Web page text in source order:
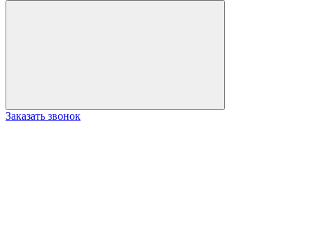
Заказать звонок